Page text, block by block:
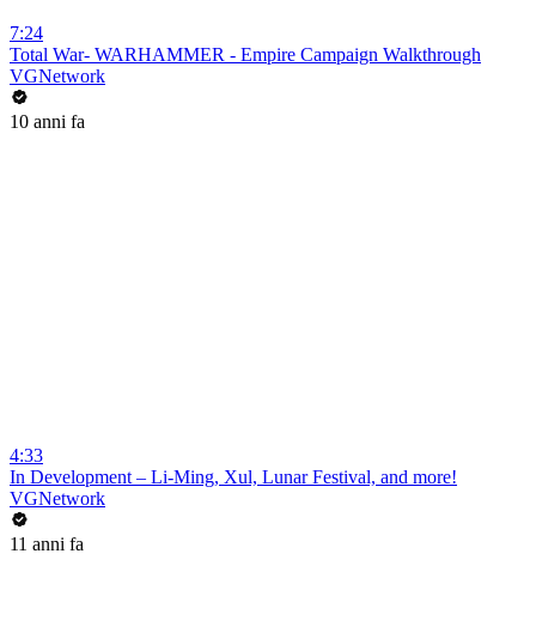
7:24
Total War- WARHAMMER - Empire Campaign Walkthrough
VGNetwork
10 anni fa
4:33
In Development – Li-Ming, Xul, Lunar Festival, and more!
VGNetwork
11 anni fa